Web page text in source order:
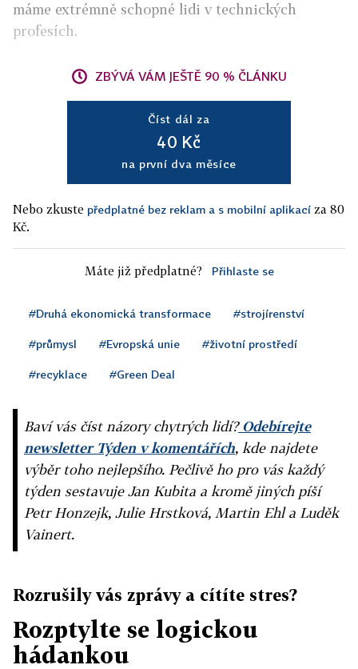
máme extrémně schopné lidi v technických
profesích.
ZBÝVÁ VÁM JEŠTĚ 90 % ČLÁNKU
Číst dál za
40 Kč
na první dva měsíce
Nebo zkuste předplatné bez reklam a s mobilní aplikací za 80
Kč.
Máte již předplatné? Přihlaste se
#Druhá ekonomická transformace #strojírenství
#průmysl #Evropská unie #životní prostředí
#recyklace #Green Deal
Baví vás číst názory chytrých lidí?Odebírejte
newsletter Týden v komentářích, kde najdete
výběr toho nejlepšího. Pečlivě ho pro vás každý
týden sestavuje Jan Kubita a kromě jiných píší
Petr Honzejk, Julie Hrstková, Martin Ehl a Luděk
Vainert.
Rozrušily vás zprávy a cítíte stres?
Rozptylte se logickou
hádankou